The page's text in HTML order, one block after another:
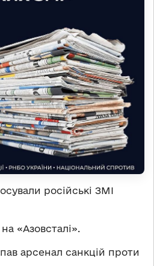
російські ЗМІ
«Азовсталі».
арсенал санкцій проти